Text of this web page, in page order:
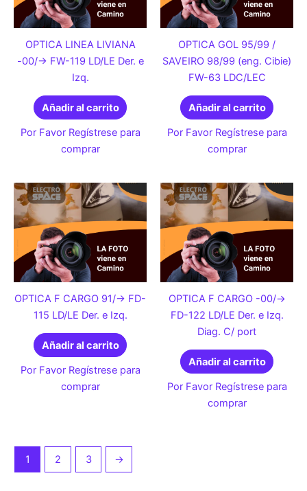
OPTICA LINEA LIVIANA
-00/-> FW-119 LD/LE Der. e
Izq.
Añadir al carrito
Por Favor Regístrese para
comprar
OPTICA GOL 95/99 /
SAVEIRO 98/99 (eng. Cibie)
FW-63 LDC/LEC
Añadir al carrito
Por Favor Regístrese para
comprar
OPTICA F CARGO 91/-> FD-
115 LD/LE Der. e Izq.
Añadir al carrito
Por Favor Regístrese para
comprar
OPTICA F CARGO -00/->
FD-122 LD/LE Der. e Izq.
Diag. C/ port
Añadir al carrito
Por Favor Regístrese para
comprar
1 2 3 →